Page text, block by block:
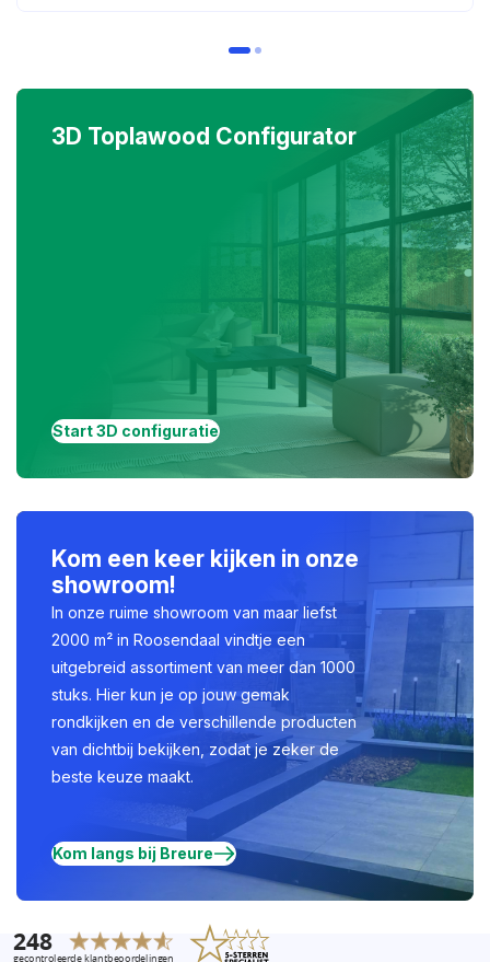
3D Toplawood Configurator
Start 3D configuratie
Kom een keer kijken in onze
showroom!
In onze ruime showroom van maar liefst
2000 m² in Roosendaal vindtje een
uitgebreid assortiment van meer dan 1000
stuks. Hier kun je op jouw gemak
rondkijken en de verschillende producten
van dichtbij bekijken, zodat je zeker de
beste keuze maakt.
Kom langs bij Breure